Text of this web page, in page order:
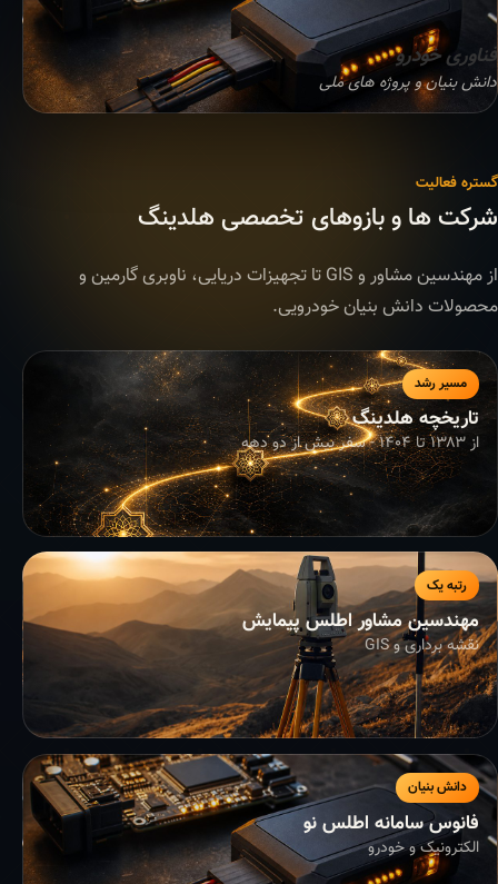
فناوری خودرو
دانش بنیان و پروژه های ملی
گستره فعالیت
شرکت ها و بازوهای تخصصی هلدینگ
از مهندسین مشاور و GIS تا تجهیزات دریایی، ناوبری گارمین و
محصولات دانش بنیان خودرویی.
مسیر رشد
تاریخچه هلدینگ
از ۱۳۸۳ تا ۱۴۰۴ - سفر بیش از دو دهه
رتبه یک
مهندسین مشاور اطلس پیمایش
نقشه برداری و GIS
دانش بنیان
فانوس سامانه اطلس نو
الکترونیک و خودرو